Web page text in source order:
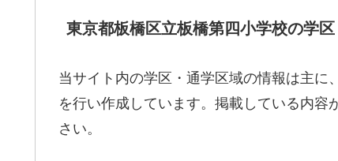
東京都板橋区立板橋第四小学校の学
当サイト内の学区・通学区域の情報は主
を行い作成しています。掲載している内
さい。